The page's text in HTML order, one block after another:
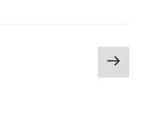
次
の